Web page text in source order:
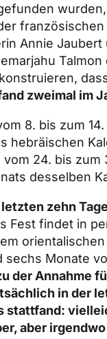
französischen
Annie Jaubert
zweimal im
8. bis zum
hebräischen
24. bis zum
desselben
zehn
Fest findet in
sechs Monate
der Annahme
in der
stattfand:
aber